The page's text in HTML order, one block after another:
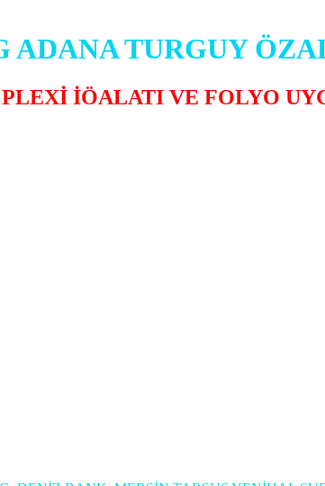
ADANA TURGUY
İÖALATI VE FOLYO